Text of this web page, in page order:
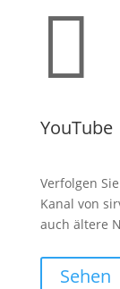

YouTube
Verfolgen
Kanal von
auch ältere
Sehen